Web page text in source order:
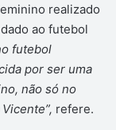
realizado
ao futebol
futebol
por ser uma
não só no
refere.